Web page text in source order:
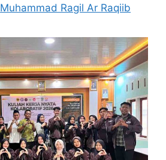
Muhammad Ragil Ar Raqiib